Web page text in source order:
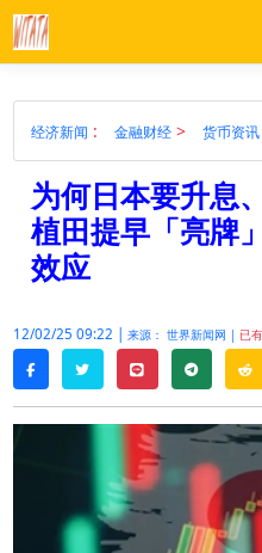
经济新闻 : 金融财经> 货币资讯
为何日本要升息
植田提早「亮牌
效应
12/02/25 09:22 | 来源： 世界新闻网 | 已
facebooktwitterline telegram